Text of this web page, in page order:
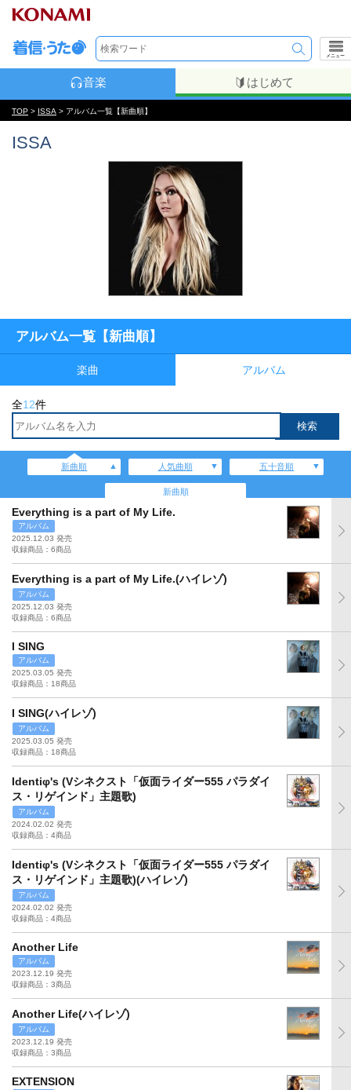
メニュー
音楽 はじめて
TOP > ISSA > アルバム一覧【新曲順】
ISSA
アルバム一覧【新曲順】
楽曲 アルバム
全12件
新曲順 人気曲順 五十音順
新曲順
Everything is a part of My Life.
アルバム
2025.12.03 発売
収録商品：6商品
Everything is a part of My Life.(ハイレゾ)
アルバム
2025.12.03 発売
収録商品：6商品
I SING
アルバム
2025.03.05 発売
収録商品：18商品
I SING(ハイレゾ)
アルバム
2025.03.05 発売
収録商品：18商品
Identiφ's (Vシネクスト「仮面ライダー555 パラダイ
ス・リゲインド」主題歌)
アルバム
2024.02.02 発売
収録商品：4商品
Identiφ's (Vシネクスト「仮面ライダー555 パラダイ
ス・リゲインド」主題歌)(ハイレゾ)
アルバム
2024.02.02 発売
収録商品：4商品
Another Life
アルバム
2023.12.19 発売
収録商品：3商品
Another Life(ハイレゾ)
アルバム
2023.12.19 発売
収録商品：3商品
EXTENSION